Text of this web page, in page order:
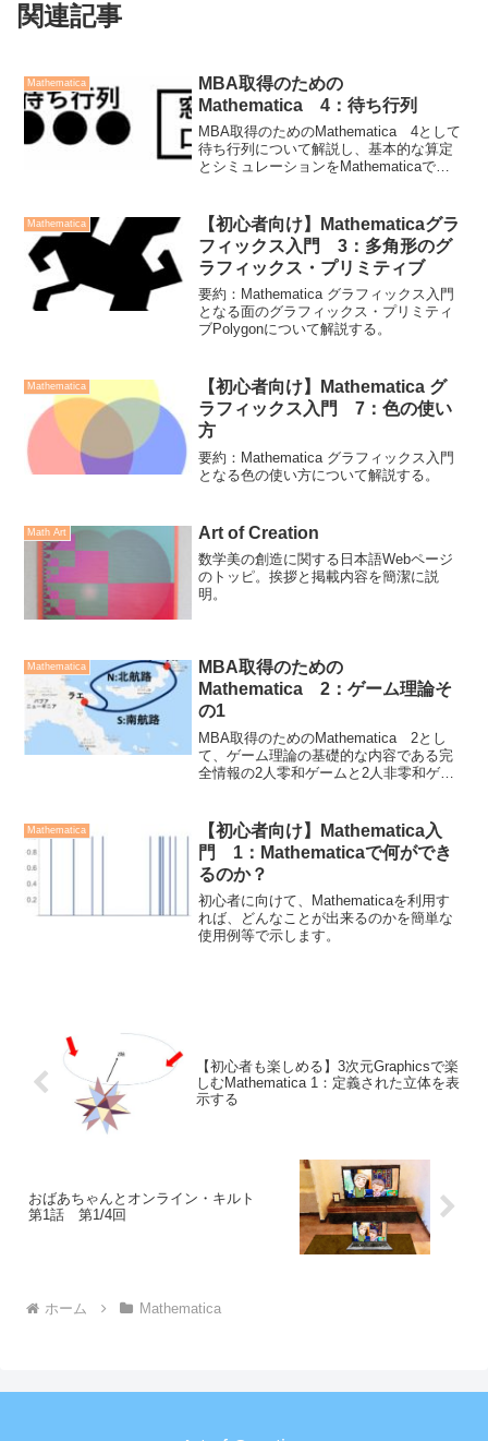
関連記事
Mathematica
MBA取得のための
Mathematica 4：待ち行列
MBA取得のためのMathematica 4として
待ち行列について解説し、基本的な算定
とシミュレーションをMathematicaでで
Mathematica
【初心者向け】Mathematicaグラ
フィックス入門 3：多角形のグ
ラフィックス・プリミティブ
要約：Mathematica グラフィックス入門
となる面のグラフィックス・プリミティ
ブPolygonについて解説する。
Mathematica
【初心者向け】Mathematica グ
ラフィックス入門 7：色の使い
方
要約：Mathematica グラフィックス入門
となる色の使い方について解説する。
Math Art Art of Creation
数学美の創造に関する日本語Webページ
のトッピ。挨拶と掲載内容を簡潔に説
明。
Mathematica
MBA取得のための
Mathematica 2：ゲーム理論そ
の1
MBA取得のためのMathematica 2とし
て、ゲーム理論の基礎的な内容である完
全情報の2人零和ゲームと2人非零和ゲー
Mathematica
【初心者向け】Mathematica入
門 1：Mathematicaで何ができ
るのか？
初心者に向けて、Mathematicaを利用す
れば、どんなことが出来るのかを簡単な
使用例等で示します。
【初心者も楽しめる】3次元Graphicsで楽
しむMathematica 1：定義された立体を表
示する
おばあちゃんとオンライン・キルト
第1話 第1/4回
ホーム Mathematica